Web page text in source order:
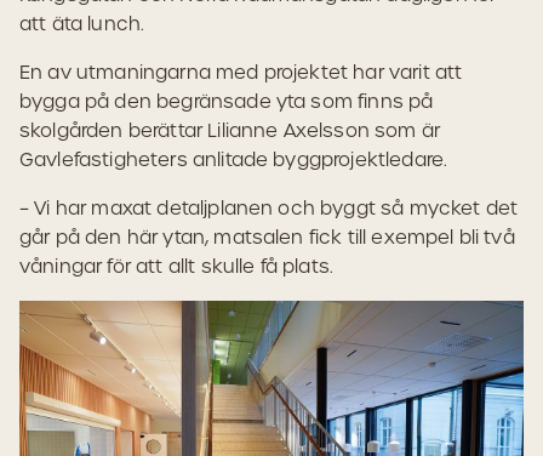
att äta lunch.
En av utmaningarna med projektet har varit att
bygga på den begränsade yta som finns på
skolgården berättar Lilianne Axelsson som är
Gavlefastigheters anlitade byggprojektledare.
– Vi har maxat detaljplanen och byggt så mycket det
går på den här ytan, matsalen fick till exempel bli två
våningar för att allt skulle få plats.